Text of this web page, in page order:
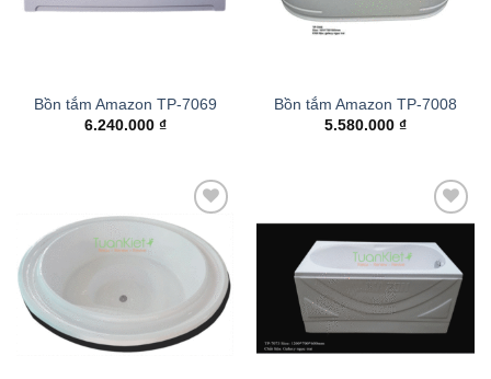
Bồn tắm Amazon TP-7069
6.240.000 ₫
Bồn tắm Amazon TP-7008
5.580.000 ₫
Add to
wishlist
wishlist